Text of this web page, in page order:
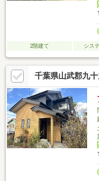
2階建て シス
千葉県山武郡九